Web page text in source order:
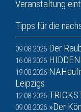
Veranstaltung
Tipps für die
09.08.2026 Der
16.08.2026
19.08.2026
Leipzigs
12.08.2026
09.08.2026 »Der